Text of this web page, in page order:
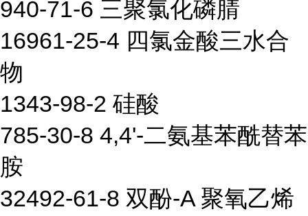
940-71-6 三聚氯化磷腈
16961-25-4 四氯金酸三水合
物
1343-98-2 硅酸
785-30-8 4,4'-二氨基苯酰替苯
胺
32492-61-8 双酚-A 聚氧乙烯